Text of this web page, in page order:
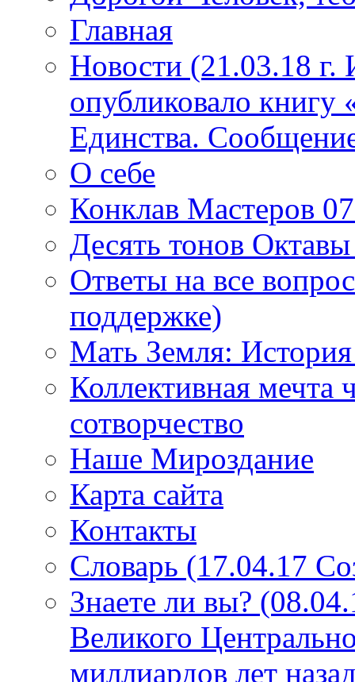
Главная
Новости (21.03.18 г.
опубликовало книгу
Единства.
О себе
Конклав Мастеров
Десять тонов
Ответы на все
поддержке)
Мать Земля: История
Коллективная мечта
сотворчество
Наше Мироздание
Карта сайта
Контакты
Словарь (17.04.17
Знаете ли вы?
Великого
миллиардов лет